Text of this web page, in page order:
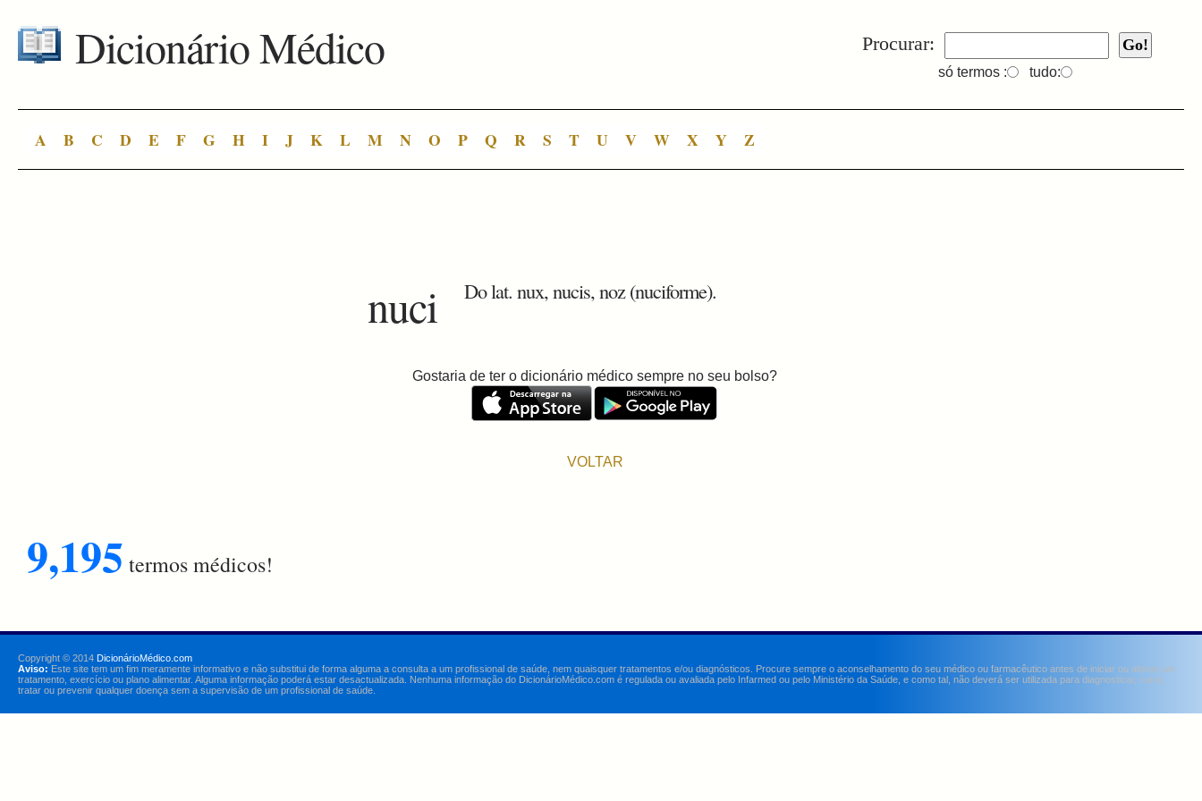
Procurar:
só termos : tudo:
Dicionário Médico
A B C D E F G H I J K L M N O P Q R S T U V W X Y Z
nuci Do lat. nux, nucis, noz (nuciforme).
Gostaria de ter o dicionário médico sempre no seu bolso?
VOLTAR
9,195 termos médicos!
Copyright © 2014 DicionárioMédico.com
Aviso: Este site tem um fim meramente informativo e não substitui de forma alguma a consulta a um profissional de saúde, nem quaisquer tratamentos e/ou diagnósticos. Procure sempre o aconselhamento do seu médico ou farmacêutico antes de iniciar ou alterar um
tratamento, exercício ou plano alimentar. Alguma informação poderá estar desactualizada. Nenhuma informação do DicionárioMédico.com é regulada ou avaliada pelo Infarmed ou pelo Ministério da Saúde, e como tal, não deverá ser utilizada para diagnosticar, curar,
tratar ou prevenir qualquer doença sem a supervisão de um profissional de saúde.